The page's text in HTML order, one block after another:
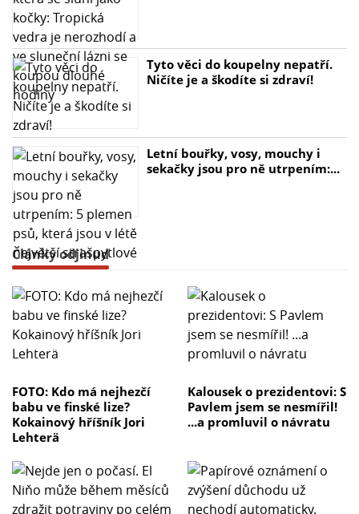
Tyto věci do koupelny nepatří.
Ničíte je a škodíte si zdraví!
Letní bouřky, vosy, mouchy i
sekačky jsou pro ně utrpením:...
Články odjinud
FOTO: Kdo má nejhezčí
babu ve finské lize?
Kokainový hříšník Jori
Lehterä
Kalousek o prezidentovi: S
Pavlem jsem se nesmířil!
...a promluvil o návratu